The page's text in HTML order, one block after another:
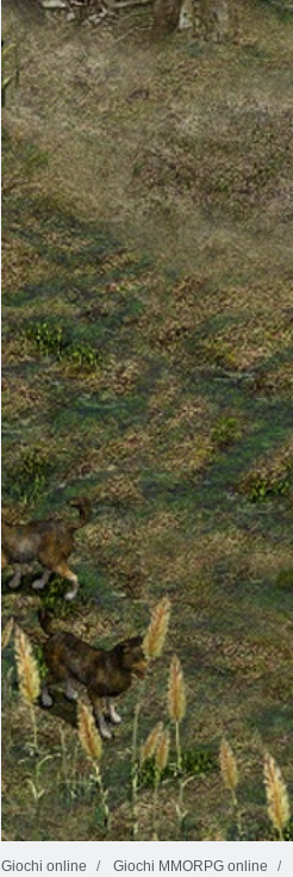
Giochi online Giochi MMORPG online